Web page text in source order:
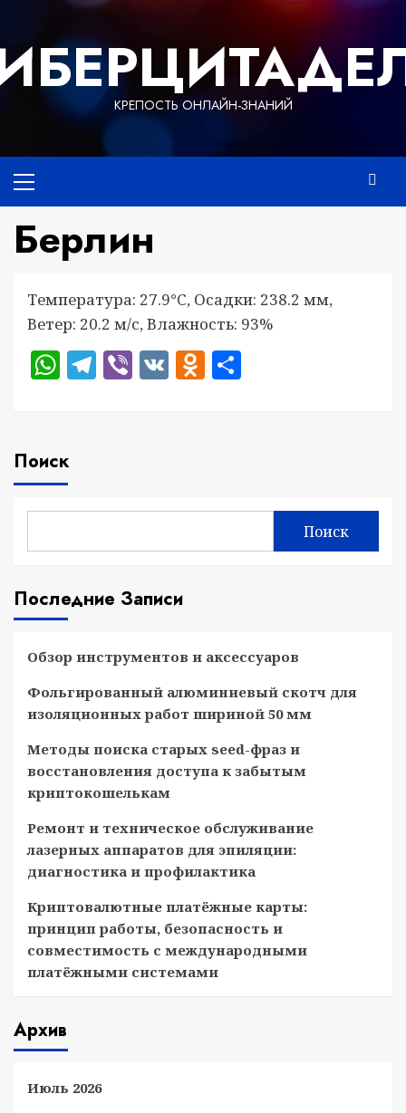
содержимому
КРЕПОСТЬ ОНЛАЙН-ЗНАНИЙ
меню
Берлин
Температура: 27.9°C, Осадки: 238.2 мм,
Ветер: 20.2 м/с, Влажность: 93%
WhatsApp
Telegram
Viber
VKOdnoklassniki
Поиск
Поиск
Последние Записи
Обзор инструментов и аксессуаров
Фольгированный алюминиевый скотч для
изоляционных работ шириной 50 мм
Методы поиска старых seed-фраз и
восстановления доступа к забытым
криптокошелькам
Ремонт и техническое обслуживание
лазерных аппаратов для эпиляции:
диагностика и профилактика
Криптовалютные платёжные карты:
принцип работы, безопасность и
совместимость с международными
платёжными системами
Архив
Июль 2026